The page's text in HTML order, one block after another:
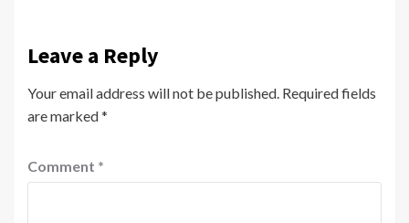
Leave a Reply
Your email address will not be published. Required fields
are marked*
Comment *